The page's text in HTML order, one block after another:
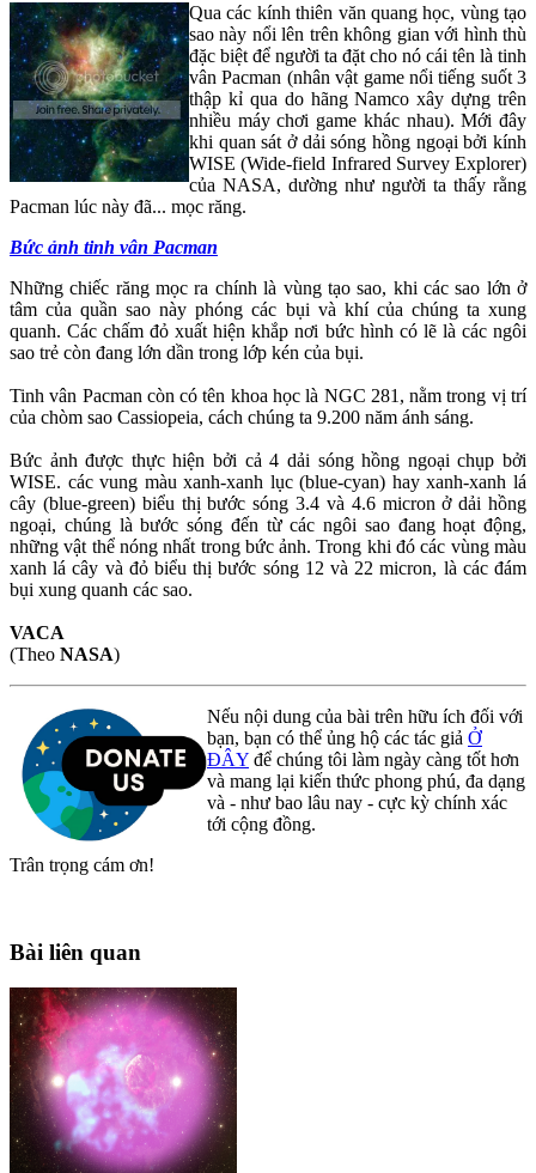
Qua các kính thiên văn quang học, vùng tạo
sao này nổi lên trên không gian với hình thù
đặc biệt để người ta đặt cho nó cái tên là tinh
vân Pacman (nhân vật game nổi tiếng suốt 3
thập kỉ qua do hãng Namco xây dựng trên
nhiều máy chơi game khác nhau). Mới đây
khi quan sát ở dải sóng hồng ngoại bởi kính
WISE (Wide-field Infrared Survey Explorer)
của NASA, dường như người ta thấy rằng
Pacman lúc này đã... mọc răng.
Bức ảnh tinh vân Pacman
Những chiếc răng mọc ra chính là vùng tạo sao, khi các sao lớn ở
tâm của quần sao này phóng các bụi và khí của chúng ta xung
quanh. Các chấm đỏ xuất hiện khắp nơi bức hình có lẽ là các ngôi
sao trẻ còn đang lớn dần trong lớp kén của bụi.
Tinh vân Pacman còn có tên khoa học là NGC 281, nằm trong vị trí
của chòm sao Cassiopeia, cách chúng ta 9.200 năm ánh sáng.
Bức ảnh được thực hiện bởi cả 4 dải sóng hồng ngoại chụp bởi
WISE. các vung màu xanh-xanh lục (blue-cyan) hay xanh-xanh lá
cây (blue-green) biểu thị bước sóng 3.4 và 4.6 micron ở dải hồng
ngoại, chúng là bước sóng đến từ các ngôi sao đang hoạt động,
những vật thể nóng nhất trong bức ảnh. Trong khi đó các vùng màu
xanh lá cây và đỏ biểu thị bước sóng 12 và 22 micron, là các đám
bụi xung quanh các sao.
VACA
(Theo NASA)
Nếu nội dung của bài trên hữu ích đối với
bạn, bạn có thể ủng hộ các tác giả Ở
ĐÂY để chúng tôi làm ngày càng tốt hơn
và mang lại kiến thức phong phú, đa dạng
và - như bao lâu nay - cực kỳ chính xác
tới cộng đồng.
Trân trọng cám ơn!
Bài liên quan